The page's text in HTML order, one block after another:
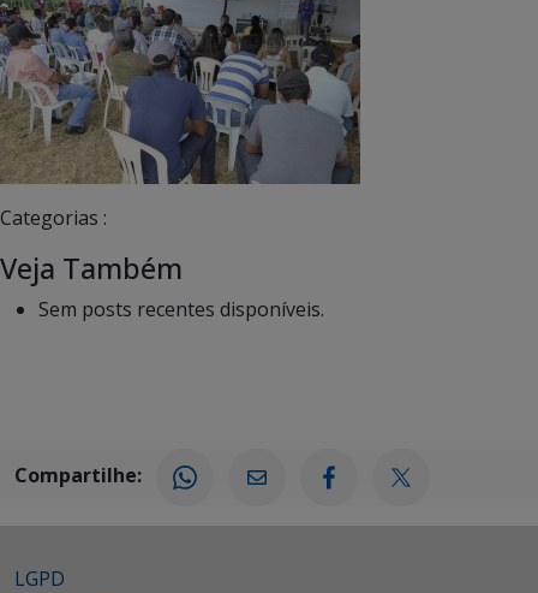
Categorias :
Veja Também
Sem posts recentes disponíveis.
Compartilhe:
LGPD